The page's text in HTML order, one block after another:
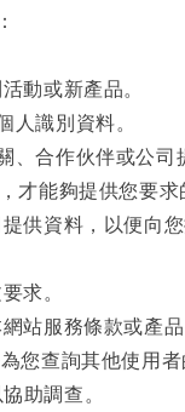
動或新產品。
識別資料。
合作伙伴或公司
才能夠提供您要求
供資料，以便向
求。
站服務條款或產品
您查詢其他使用
助調查。